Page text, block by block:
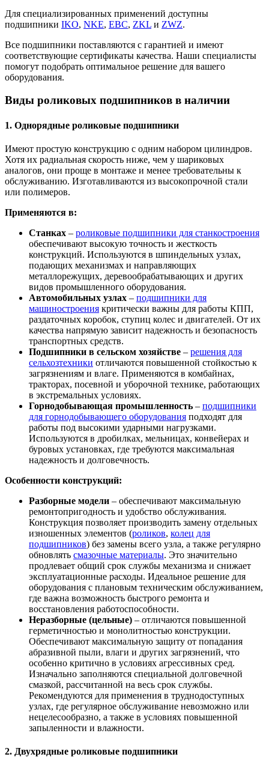
Для специализированных применений доступны
подшипники IKO, NKE, EBC, ZKL и ZWZ.
Все подшипники поставляются с гарантией и имеют
соответствующие сертификаты качества. Наши специалисты
помогут подобрать оптимальное решение для вашего
оборудования.
Виды роликовых подшипников в наличии
1. Однорядные роликовые подшипники
Имеют простую конструкцию с одним набором цилиндров.
Хотя их радиальная скорость ниже, чем у шариковых
аналогов, они проще в монтаже и менее требовательны к
обслуживанию. Изготавливаются из высокопрочной стали
или полимеров.
Применяются в:
Станках – роликовые подшипники для станкостроения
обеспечивают высокую точность и жесткость
конструкций. Используются в шпиндельных узлах,
подающих механизмах и направляющих
металлорежущих, деревообрабатывающих и других
видов промышленного оборудования.
Автомобильных узлах – подшипники для
машиностроения критически важны для работы КПП,
раздаточных коробок, ступиц колес и двигателей. От их
качества напрямую зависит надежность и безопасность
транспортных средств.
Подшипники в сельском хозяйстве – решения для
сельхозтехники отличаются повышенной стойкостью к
загрязнениям и влаге. Применяются в комбайнах,
тракторах, посевной и уборочной технике, работающих
в экстремальных условиях.
Горнодобывающая промышленность – подшипники
для горнодобывающего оборудования подходят для
работы под высокими ударными нагрузками.
Используются в дробилках, мельницах, конвейерах и
буровых установках, где требуются максимальная
надежность и долговечность.
Особенности конструкций:
Разборные модели – обеспечивают максимальную
ремонтопригодность и удобство обслуживания.
Конструкция позволяет производить замену отдельных
изношенных элементов (роликов, колец для
подшипников) без замены всего узла, а также регулярно
обновлять смазочные материалы. Это значительно
продлевает общий срок службы механизма и снижает
эксплуатационные расходы. Идеальное решение для
оборудования с плановым техническим обслуживанием,
где важна возможность быстрого ремонта и
восстановления работоспособности.
Неразборные (цельные) – отличаются повышенной
герметичностью и монолитностью конструкции.
Обеспечивают максимальную защиту от попадания
абразивной пыли, влаги и других загрязнений, что
особенно критично в условиях агрессивных сред.
Изначально заполняются специальной долговечной
смазкой, рассчитанной на весь срок службы.
Рекомендуются для применения в труднодоступных
узлах, где регулярное обслуживание невозможно или
нецелесообразно, а также в условиях повышенной
запыленности и влажности.
2. Двухрядные роликовые подшипники